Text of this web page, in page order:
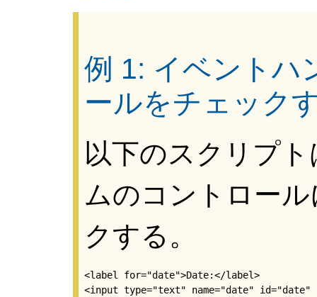
例 1: イベントハ
ールをチェック
以下のスクリプ
ムのコントロー
クする。
<label for="date">Date:</label>
<input type="text" name="date" id="date"